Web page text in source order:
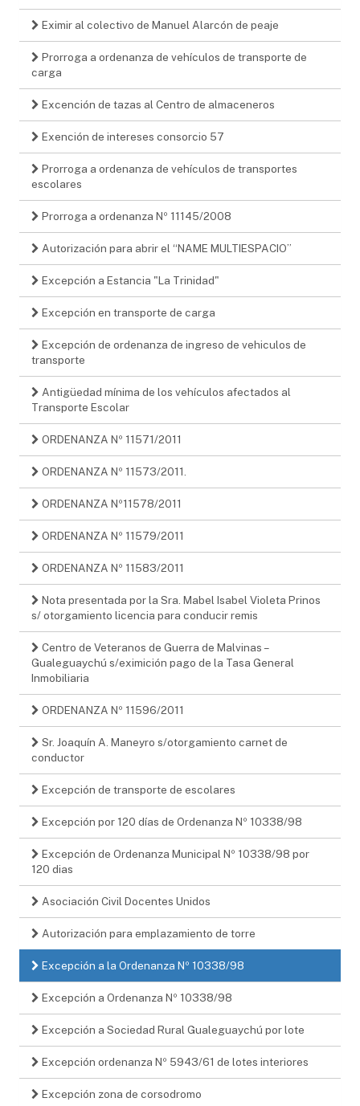
Eximir al colectivo de Manuel Alarcón de peaje
Prorroga a ordenanza de vehículos de transporte de
carga
Excención de tazas al Centro de almaceneros
Exención de intereses consorcio 57
Prorroga a ordenanza de vehículos de transportes
escolares
Prorroga a ordenanza Nº 11145/2008
Autorización para abrir el “NAME MULTIESPACIO”
Excepción a Estancia "La Trinidad"
Excepción en transporte de carga
Excepción de ordenanza de ingreso de vehiculos de
transporte
Antigüedad mínima de los vehículos afectados al
Transporte Escolar
ORDENANZA Nº 11571/2011
ORDENANZA Nº 11573/2011.
ORDENANZA Nº11578/2011
ORDENANZA Nº 11579/2011
ORDENANZA Nº 11583/2011
Nota presentada por la Sra. Mabel Isabel Violeta Prinos
s/ otorgamiento licencia para conducir remis
Centro de Veteranos de Guerra de Malvinas –
Gualeguaychú s/eximición pago de la Tasa General
Inmobiliaria
ORDENANZA Nº 11596/2011
Sr. Joaquín A. Maneyro s/otorgamiento carnet de
conductor
Excepción de transporte de escolares
Excepción por 120 días de Ordenanza Nº 10338/98
Excepción de Ordenanza Municipal Nº 10338/98 por
120 dias
Asociación Civil Docentes Unidos
Autorización para emplazamiento de torre
Excepción a la Ordenanza Nº 10338/98
Excepción a Ordenanza Nº 10338/98
Excepción a Sociedad Rural Gualeguaychú por lote
Excepción ordenanza Nº 5943/61 de lotes interiores
Excepción zona de corsodromo